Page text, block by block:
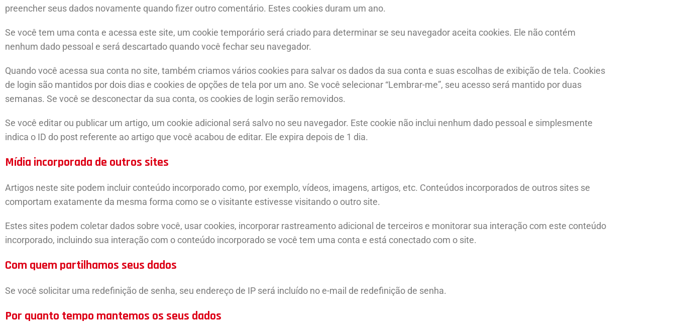
preencher seus dados novamente quando fizer outro comentário. Estes cookies duram um ano.
Se você tem uma conta e acessa este site, um cookie temporário será criado para determinar se seu navegador aceita cookies. Ele não contém
nenhum dado pessoal e será descartado quando você fechar seu navegador.
Quando você acessa sua conta no site, também criamos vários cookies para salvar os dados da sua conta e suas escolhas de exibição de tela. Cookies
de login são mantidos por dois dias e cookies de opções de tela por um ano. Se você selecionar “Lembrar-me”, seu acesso será mantido por duas
semanas. Se você se desconectar da sua conta, os cookies de login serão removidos.
Se você editar ou publicar um artigo, um cookie adicional será salvo no seu navegador. Este cookie não inclui nenhum dado pessoal e simplesmente
indica o ID do post referente ao artigo que você acabou de editar. Ele expira depois de 1 dia.
Mídia incorporada de outros sites
Artigos neste site podem incluir conteúdo incorporado como, por exemplo, vídeos, imagens, artigos, etc. Conteúdos incorporados de outros sites se
comportam exatamente da mesma forma como se o visitante estivesse visitando o outro site.
Estes sites podem coletar dados sobre você, usar cookies, incorporar rastreamento adicional de terceiros e monitorar sua interação com este conteúdo
incorporado, incluindo sua interação com o conteúdo incorporado se você tem uma conta e está conectado com o site.
Com quem partilhamos seus dados
Se você solicitar uma redefinição de senha, seu endereço de IP será incluído no e-mail de redefinição de senha.
Por quanto tempo mantemos os seus dados